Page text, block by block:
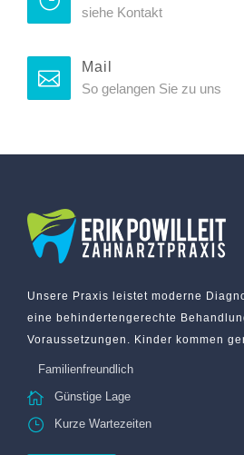
siehe Kontakt
Mail
So gelangen Sie zu uns
Unsere Praxis leistet moderne
eine behindertengerechte
Voraussetzungen. Kinder kommen
Familienfreundlich
Günstige Lage
Kurze Wartezeiten